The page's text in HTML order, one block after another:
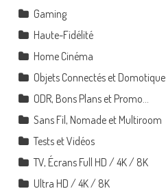
Gaming
Haute-Fidélité
Home Cinéma
Objets Connectés et Domotique
ODR, Bons Plans et Promo…
Sans Fil, Nomade et Multiroom
Tests et Vidéos
TV, Écrans Full HD / 4K / 8K
Ultra HD / 4K / 8K